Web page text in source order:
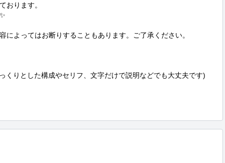
おります。
よってはお断りすることもあります。ご了承ください。
くりとした構成やセリフ、文字だけで説明などでも大丈夫です)